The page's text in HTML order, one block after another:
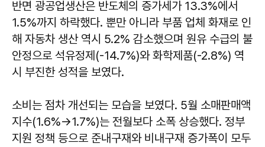
반면 광공업생산은 반도체의 증가세가 13.3%에서
1.5%까지 하락했다. 뿐만 아니라 부품 업체 화재로 인
해 자동차 생산 역시 5.2% 감소했으며 원유 수급의 불
안정으로 석유정제(-14.7%)와 화학제품(-2.8%) 역
시 부진한 성적을 보였다.
소비는 점차 개선되는 모습을 보였다. 5월 소매판매액
지수(1.6%→1.7%)는 전월보다 소폭 상승했다. 정부
지원 정책 등으로 준내구재와 비내구재 증가폭이 모두